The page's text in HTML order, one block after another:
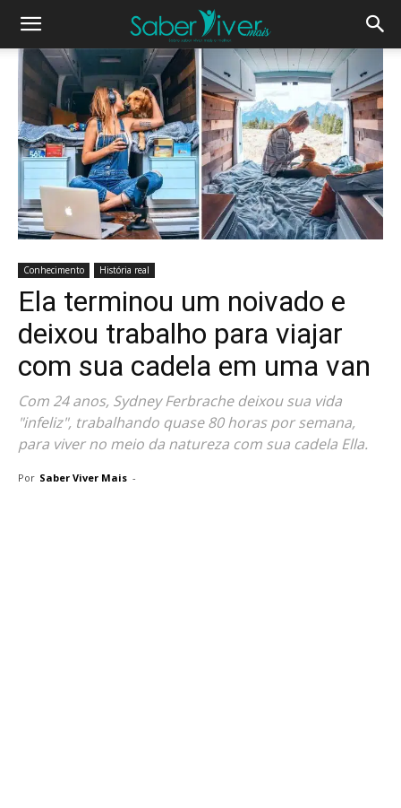
Conhecimento História real
Ela terminou um noivado e
deixou trabalho para viajar
com sua cadela em uma van
Com 24 anos, Sydney Ferbrache deixou sua vida
"infeliz", trabalhando quase 80 horas por semana,
para viver no meio da natureza com sua cadela Ella.
Por Saber Viver Mais -